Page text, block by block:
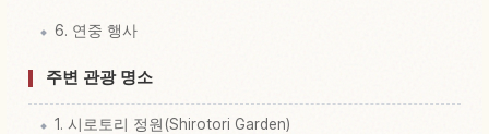
6. 연중 행사
주변 관광 명소
1. 시로토리 정원(Shirotori Garden)